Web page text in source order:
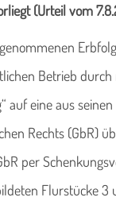
(Urteil vom
Betrieb durch
auf eine aus
Rechts (GbR)
per
Flurstücke 3